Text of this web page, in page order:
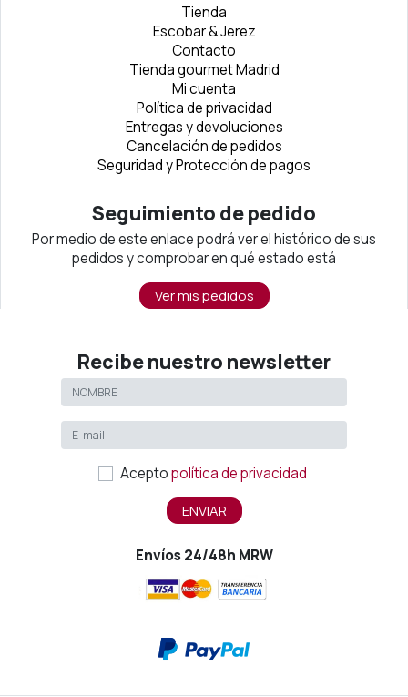
Tienda
Escobar & Jerez
Contacto
Tienda gourmet Madrid
Mi cuenta
Política de privacidad
Entregas y devoluciones
Cancelación de pedidos
Seguridad y Protección de pagos
Seguimiento de pedido
Por medio de este enlace podrá ver el histórico de sus
pedidos y comprobar en qué estado está
Ver mis pedidos
Recibe nuestro newsletter
Aceptopolítica de privacidad
ENVIAR
Envíos 24/48h MRW